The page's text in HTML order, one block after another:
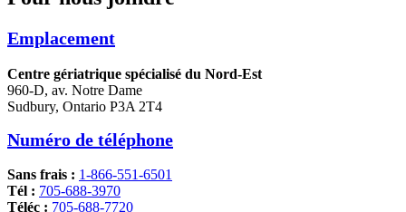
Emplacement
Centre gériatrique spécialisé du Nord-Est
960-D, av. Notre Dame
Sudbury, Ontario P3A 2T4
Numéro de téléphone
Sans frais : 1-866-551-6501
Tél : 705-688-3970
Téléc : 705-688-7720